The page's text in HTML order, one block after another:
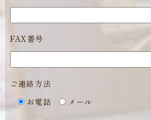
FAX番号
ご連絡方法
お電話
メール